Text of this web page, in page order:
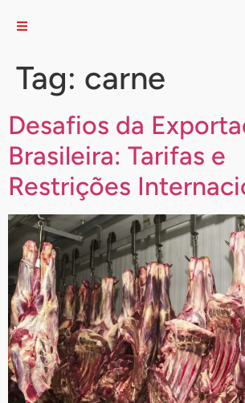
Tag: carne
Desafios da
Brasileira: Tarifas e
Restrições